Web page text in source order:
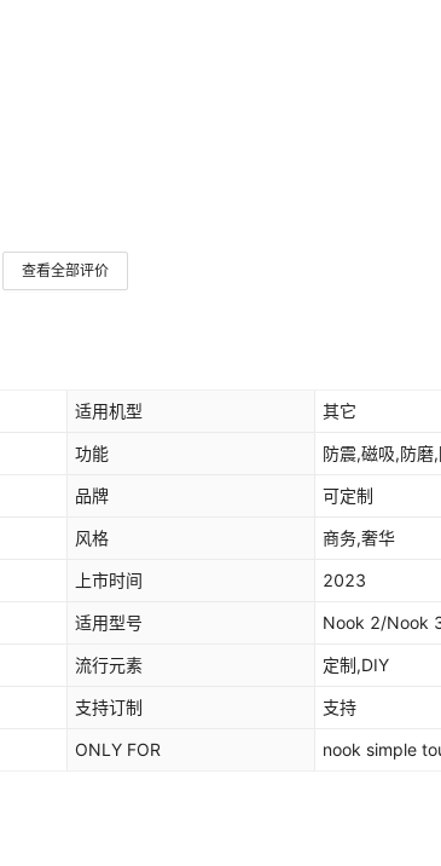
查看全部评价
适用机型 其它
功能 防震,磁吸,防磨
品牌 可定制
风格 商务,奢华
上市时间 2023
适用型号 Nook 2/Nook
流行元素 定制,DIY
支持订制 支持
ONLY FOR nook simple